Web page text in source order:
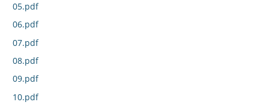
05.pdf
06.pdf
07.pdf
08.pdf
09.pdf
10.pdf